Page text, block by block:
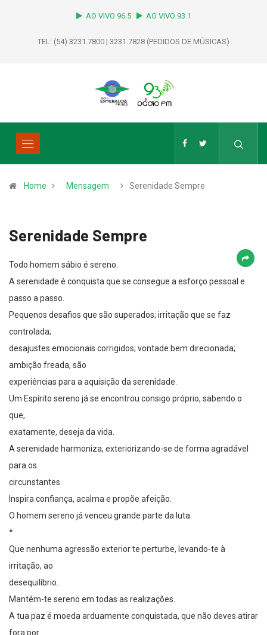
AO VIVO 96.5 AO VIVO 93.1
TEL: (54) 3231.7800 | 3231.7828 (PEDIDOS DE MÚSICAS)
Home Mensagem Serenidade Sempre
Serenidade Sempre
Todo homem sábio é sereno.
A serenidade é conquista que se consegue a esforço pessoal e
passo a passo.
Pequenos desafios que são superados; irritação que se faz
controlada;
desajustes emocionais corrigidos; vontade bem direcionada;
ambição freada, são
experiências para a aquisição da serenidade.
Um Espírito sereno já se encontrou consigo próprio, sabendo o
que,
exatamente, deseja da vida.
A serenidade harmoniza, exteriorizando-se de forma agradável
para os
circunstantes.
Inspira confiança, acalma e propõe afeição.
O homem sereno já venceu grande parte da luta.
*
Que nenhuma agressão exterior te perturbe, levando-te à
irritação, ao
desequilíbrio.
Mantém-te sereno em todas as realizações.
A tua paz é moeda arduamente conquistada, que não deves atirar
fora por